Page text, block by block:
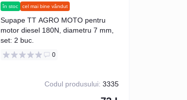
în stoc cel mai bine vândut
Supape TT AGRO MOTO pentru
motor diesel 180N, diametru 7 mm,
set: 2 buc.
0
Codul produsului: 3335